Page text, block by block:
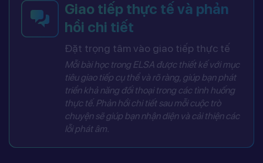
Giao tiếp thực tế và phản
hồi chi tiết
Đặt trọng tâm vào giao tiếp thực tế
Mỗi bài học trong ELSA được thiết kế với mục
tiêu giao tiếp cụ thể và rõ ràng, giúp bạn phát
triển khả năng đối thoại trong các tình huống
thực tế. Phản hồi chi tiết sau mỗi cuộc trò
chuyện sẽ giúp bạn nhận diện và cải thiện các
lỗi phát âm.